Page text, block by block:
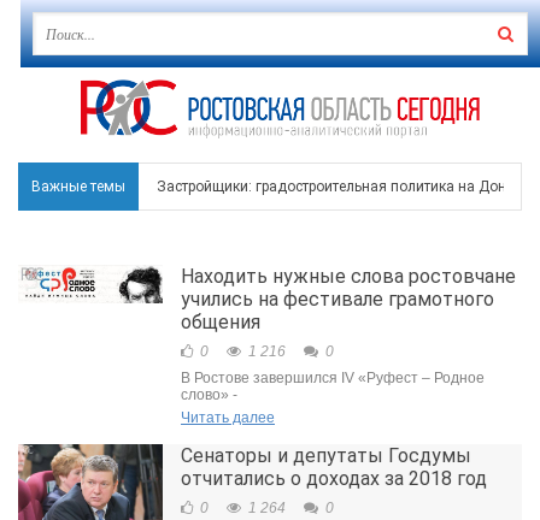
Важные темы Застройщики: градостроительная политика на Дону
В Чеховской библиотеке Таганрога открылась
В Ростове задержан подозреваемый в ночном
Среди детей, ставших жертвами вражеской атаки в
Находить нужные слова ростовчане
учились на фестивале грамотного
общения
0 1 216
0
В Ростове завершился IV «Руфест – Родное
слово» -
Читать далее
Сенаторы и депутаты Госдумы
отчитались о доходах за 2018 год
0 1 264
0